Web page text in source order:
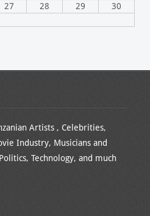
27 28 29
30
Artists , Celebrities,
Industry, Musicians and
Technology, and much